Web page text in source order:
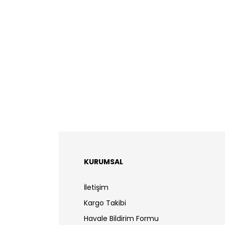
KURUMSAL
İletişim
Kargo Takibi
Havale Bildirim Formu